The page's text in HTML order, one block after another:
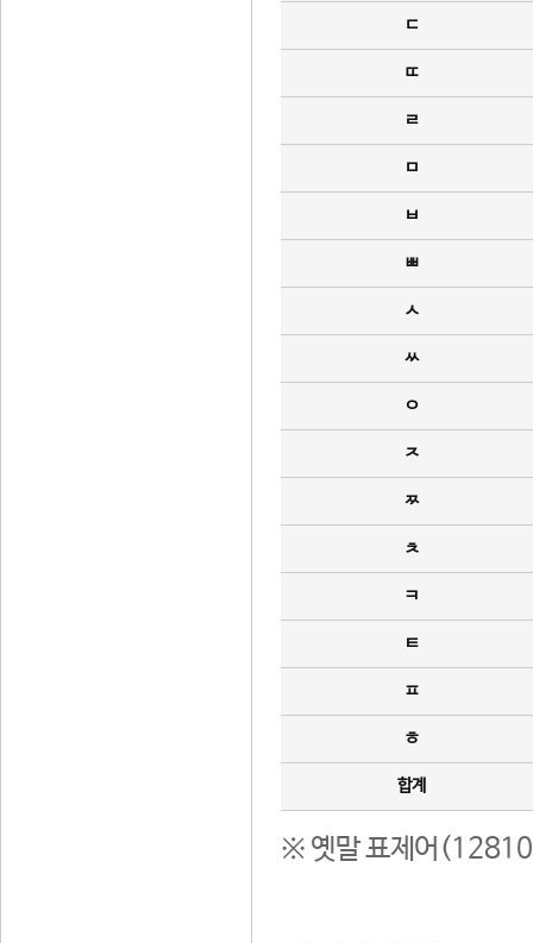
ㄷ
ㄸ
ㄹ
ㅁ
ㅂ
ㅃ
ㅅ
ㅆ
ㅇ
ㅈ
ㅉ
ㅊ
ㅋ
ㅌ
ㅍ
ㅎ
합계
※ 옛말 표제어(12810